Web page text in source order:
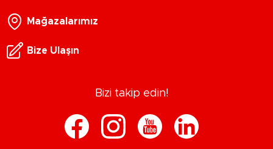
Mağazalarımız
Bize Ulaşın
Bizi takip edin!